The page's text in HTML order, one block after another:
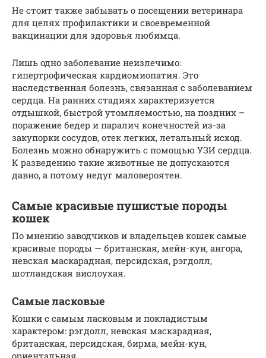
Не стоит также забывать о посещении ветеринара
для целях профилактики и своевременной
вакцинации для здоровья любимца.
Лишь одно заболевание неизлечимо:
гипертрофическая кардиомиопатия. Это
наследственная болезнь, связанная с заболеванием
сердца. На ранних стадиях характеризуется
отдышкой, быстрой утомляемостью, на поздних –
поражение бедер и паралич конечностей из-за
закупорки сосудов, отек легких, летальный исход.
Болезнь можно обнаружить с помощью УЗИ сердца.
К разведению такие животные не допускаются
давно, а потому недуг маловероятен.
Самые красивые пушистые породы
кошек
По мнению заводчиков и владельцев кошек самые
красивые породы — британская, мейн-кун, ангора,
невская маскарадная, персидская, рэгдолл,
шотландская вислоухая.
Самые ласковые
Кошки с самым ласковым и покладистым
характером: рэгдолл, невская маскарадная,
британская, персидская, бирма, мейн-кун,